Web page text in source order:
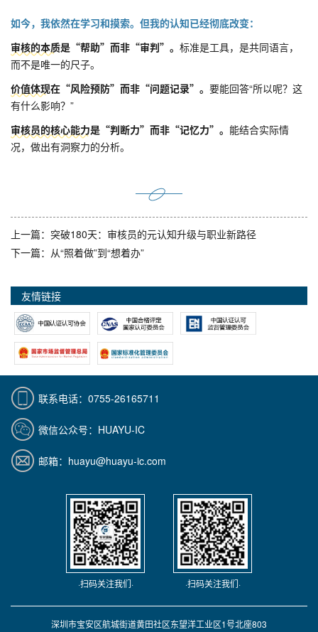
如今，我依然在学习和摸索。但我的认知已经彻底改变：
审核的本质是“帮助”而非“审判”。 标准是工具，是共同语言，
而不是唯一的尺子。
价值体现在“风险预防”而非“问题记录”。 要能回答“所以呢？这
有什么影响？”
审核员的核心能力是“判断力”而非“记忆力”。 能结合实际情
况，做出有洞察力的分析。
上一篇：突破180天：审核员的元认知升级与职业新路径
下一篇：从“照着做”到“想着办”
友情链接
联系电话：0755-26165711
微信公众号：HUAYU-IC
邮箱：huayu@huayu-ic.com
·扫码关注我们· ·扫码关注我们·
深圳市宝安区航城街道黄田社区东望洋工业区1号北座803